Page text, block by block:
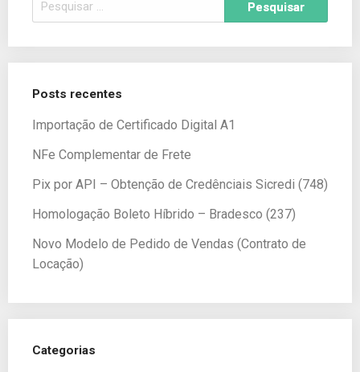
Posts recentes
Importação de Certificado Digital A1
NFe Complementar de Frete
Pix por API – Obtenção de Credênciais Sicredi (748)
Homologação Boleto Híbrido – Bradesco (237)
Novo Modelo de Pedido de Vendas (Contrato de
Locação)
Categorias